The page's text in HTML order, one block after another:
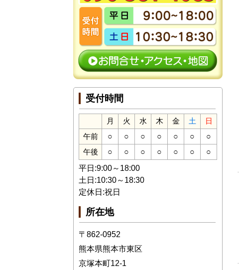
受付時間
月 火 水 木 金 土
日
午前
○ ○ ○ ○ ○ ○ ○
午後 ○ ○ ○ ○ ○ ○
○
平日:9:00～18:00
土日:10:30～18:30
定休日:祝日
所在地
〒862-0952
熊本県熊本市東区
京塚本町12-1